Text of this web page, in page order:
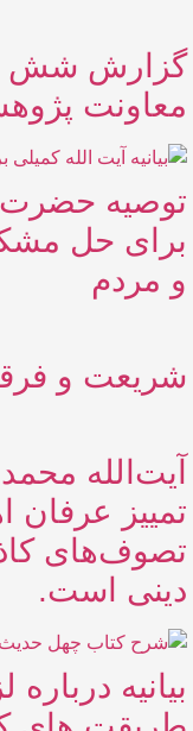
معاونت
توصیه حضرت
برای حل
و مردم
شریعت و
آیت‌الله
تمییز عرفان
تصوف‌های
دینی است.
بیانیه